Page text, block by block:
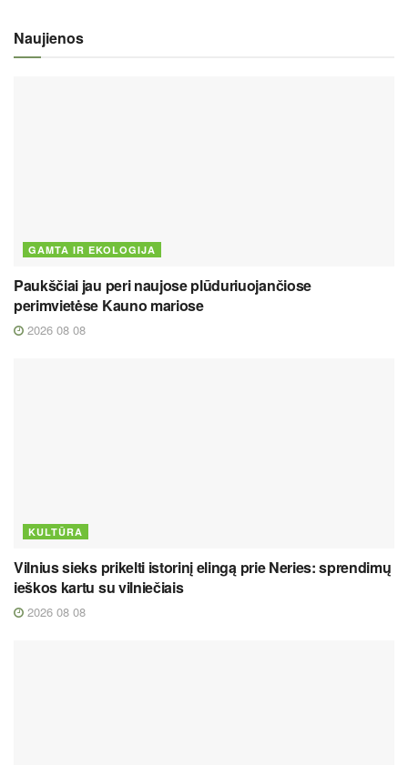
Naujienos
GAMTA IR EKOLOGIJA
Paukščiai jau peri naujose plūduriuojančiose
perimvietėse Kauno mariose
2026 08 08
KULTŪRA
Vilnius sieks prikelti istorinį elingą prie Neries: sprendimų
ieškos kartu su vilniečiais
2026 08 08